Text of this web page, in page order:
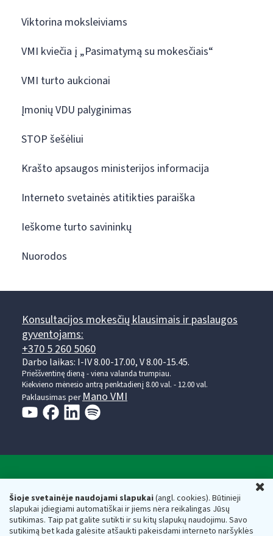
Šioje svetainėje naudojami slapukai(angl. cookies). Būtinieji
slapukai įdiegiami automatiškai ir jiems nėra reikalingas Jūsų
sutikimas. Taip pat galite sutikti ir su kitų slapukų naudojimu. Savo
sutikimą bet kada galėsite atšaukti pakeisdami interneto naršyklės
Viktorina moksleiviams
VMI kviečia į „Pasimatymą su mokesčiais“
VMI turto aukcionai
Įmonių VDU palyginimas
STOP šešėliui
Krašto apsaugos ministerijos informacija
Interneto svetainės atitikties paraiška
Ieškome turto savininkų
Nuorodos
Konsultacijos mokesčių klausimais ir paslaugos
gyventojams:
+370 5 260 5060
Darbo laikas: I-IV 8.00-17.00, V 8.00-15.45.
Prieššventinę dieną - viena valanda trumpiau.
Kiekvieno mėnesio antrą penktadienį 8.00 val. - 12.00 val.
Paklausimas per Mano VMI
Respublikos finansų ministerijos
Biudžetinė įstaiga. Juridinio asmens kodas — 188659752,
adresas: Vasario 16-osios g. 14, 01107 Vilnius, Lietuva, el.paštas: